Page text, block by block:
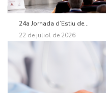
24a Jornada d’Estiu de...
22 de juliol de 2026